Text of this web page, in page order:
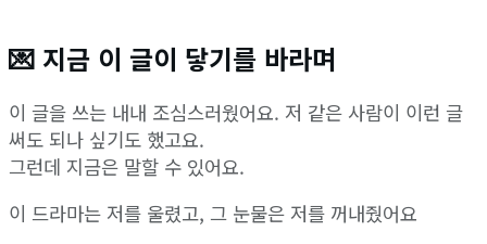
💌 지금 이 글이 닿기를 바라며
이 글을 쓰는 내내 조심스러웠어요. 저 같은 사람이 이런 글
써도 되나 싶기도 했고요.
그런데 지금은 말할 수 있어요.
이 드라마는 저를 울렸고, 그 눈물은 저를 꺼내줬어요